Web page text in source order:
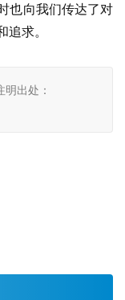
也向我们传达了对
求。
出处：